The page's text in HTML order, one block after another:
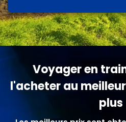
Voyager en
l'acheter au
plus